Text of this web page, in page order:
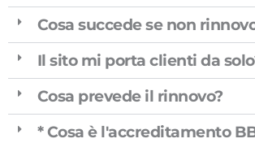
Cosa succede se non
Il sito mi porta clienti da
Cosa prevede il rinnovo?
* Cosa è l'accreditamento